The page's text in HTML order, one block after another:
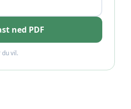
ned PDF
du vil.